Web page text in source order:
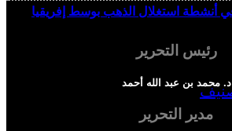
في أنشطة استغلال الذهب بوسط إفريقيا
رئيس التحرير
د. محمد بن عبد الله أحمد
مدير التحرير